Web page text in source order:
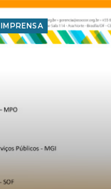
IMPRENSA